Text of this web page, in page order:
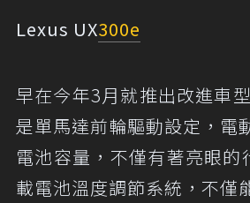
Lexus UX300e
早在今年3月就推出改進車
是單馬達前輪驅動設定，電
電池容量，不僅有著亮眼
載電池溫度調節系統，不僅